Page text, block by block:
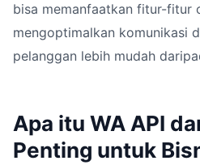
bisa memanfaatkan fitur-fitur
mengoptimalkan komunikasi
pelanggan lebih mudah
Apa itu WA API
Penting untuk